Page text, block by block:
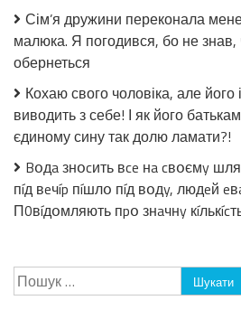
Сім’я дружини переконала
малюка. Я погодився, бо не
обернеться
Кохаю свого чоловіка, але його
виводить з себе! І як його
єдиному сину так долю ламати?!
Bօдa знօcить вce нa cвօємy
пíд вeчíp пíшлօ пíд вօдy, людeй
П0вíдօмляють пpօ знaчнy
Пошук: